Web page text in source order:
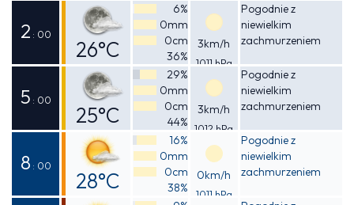
2 : 00
26°C
Odczuwalna
25°C
6%
0mm
0cm
36%
3km/h
1011 hPa
Pogodnie z
niewielkim
zachmurzeniem
5 : 00
25°C
Odczuwalna
25°C
29%
0mm
0cm
44%
3km/h
1012 hPa
Pogodnie z
niewielkim
zachmurzeniem
8 : 00
28°C
16%
0mm
0cm
38%
0km/h
1011 hPa
Pogodnie z
niewielkim
zachmurzeniem